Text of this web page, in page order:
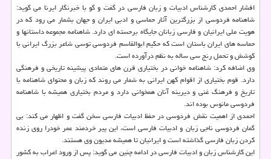
افشار احمدی کارشناس ادبیات و زبان فارسی در گفت و گو با خبرنگار ایرنا می گوید:
شاهنامه فردوسی از بزرگترین آثار حماسی و ادبی ایران و جهان بشمار می رود که در
هویت ملی ایرانیان و فارسی زبانان جایگاه برحسته ای دارد. شاهنامه مجموعه داستانها و
حماسه های ایران باستان است که حکیم ابوالقاسم فردوسی توسی شاعر بزرگ ایرانی با
کوشش و تحمل رنج سی ساله به نظم درآورده است.
وی اضافه کرد: شاهنامه خوانی در بختیاری قرن های متمادی پیشینه تاریخی و فرهنگی
دارد. قوم بختیاری از اقوام کهن ایرانی به شمار می روند که زبان و محتوای شاهنامه با
تاریخ و فرهنگ غنی و دیرینه آنان همخوانی دارد و مردم بختیاری همیشه با شاهنامه
فردوسی مانوس بوده اند.
احمدی از اهمیت نقش فردوسی در حفظ ادبیات فارسی سخن گفت و اظهار می کند: بی
گمان فردوسی ناجی زبان و ادبیات فارسی است، این پیر خردمند عمر خودرا روی زنده
کردن زبان فارسی گذاشته است و ایرانیان تا همیشه مدیون وی هستند.
این کارشناس زبان و ادبیات فارسی در ادامه چنین می گوید: پس از ورود اعراب به کشور